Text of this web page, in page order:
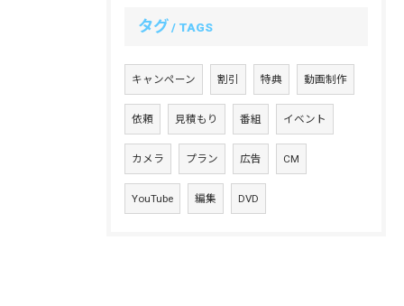
タグ TAGS
キャンペーン 割引 特典 動画制作
依頼 見積もり 番組 イベント
カメラ プラン 広告 CM
YouTube 編集 DVD